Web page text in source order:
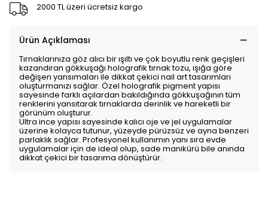
2000 TL üzeri ücretsiz kargo
Ürün Açıklaması
Tırnaklarınıza göz alıcı bir ışıltı ve çok boyutlu renk geçişleri
kazandıran gökkuşağı holografik tırnak tozu, ışığa göre
değişen yansımaları ile dikkat çekici nail art tasarımları
oluşturmanızı sağlar. Özel holografik pigment yapısı
sayesinde farklı açılardan bakıldığında gökkuşağının tüm
renklerini yansıtarak tırnaklarda derinlik ve hareketli bir
görünüm oluşturur.
Ultra ince yapısı sayesinde kalıcı oje ve jel uygulamalar
üzerine kolayca tutunur, yüzeyde pürüzsüz ve ayna benzeri
parlaklık sağlar. Profesyonel kullanımın yanı sıra evde
uygulamalar için de ideal olup, sade manikürü bile anında
dikkat çekici bir tasarıma dönüştürür.